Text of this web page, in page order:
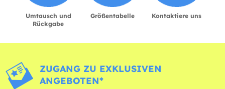
Umtausch und
Rückgabe
Größentabelle Kontaktiere uns
ZUGANG ZU EXKLUSIVEN
ANGEBOTEN*